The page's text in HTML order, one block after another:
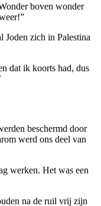
boven wonder
Joden zich in Palestina
dat ik koorts had, dus
beschermd door
werd ons deel van
werken. Het was een
na de ruil vrij zijn